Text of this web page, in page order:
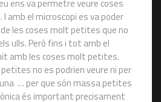
ens va permetre veure coses
amb el microscopi es va poder
les coses molt petites que no
ulls. Però fins i tot amb el
amb les coses molt petites.
no es podrien veure ni per
… per que són massa petites
és important precisament